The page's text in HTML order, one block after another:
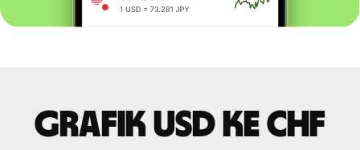
Grafik USD ke CHF